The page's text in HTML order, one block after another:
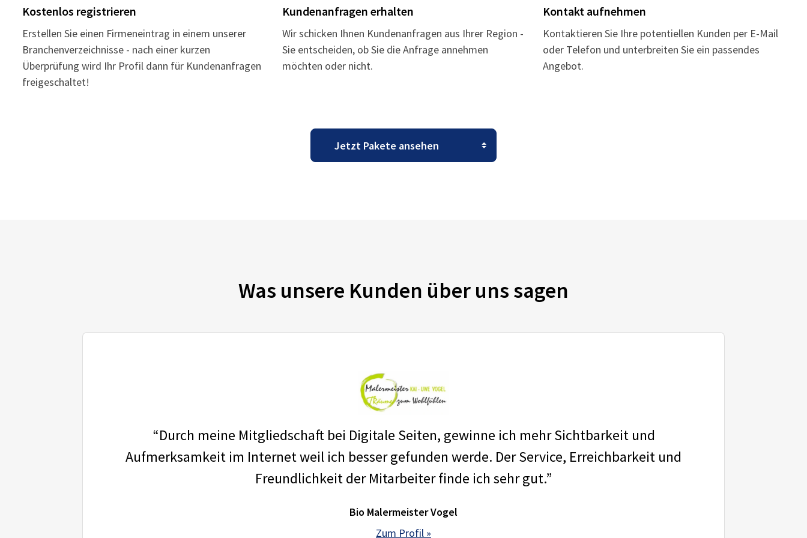
Kostenlos registrieren
Erstellen Sie einen Firmeneintrag in einem unserer
Branchenverzeichnisse - nach einer kurzen
Überprüfung wird Ihr Profil dann für Kundenanfragen
freigeschaltet!
Kundenanfragen erhalten
Wir schicken Ihnen Kundenanfragen aus Ihrer Region -
Sie entscheiden, ob Sie die Anfrage annehmen
möchten oder nicht.
Kontakt aufnehmen
Kontaktieren Sie Ihre potentiellen Kunden per E-Mail
oder Telefon und unterbreiten Sie ein passendes
Angebot.
Was unsere Kunden über uns sagen
“Durch meine Mitgliedschaft bei Digitale Seiten, gewinne ich mehr Sichtbarkeit und
Aufmerksamkeit im Internet weil ich besser gefunden werde. Der Service, Erreichbarkeit und
Freundlichkeit der Mitarbeiter finde ich sehr gut.”
Bio Malermeister Vogel
Zum Profil »